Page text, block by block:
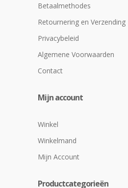
Betaalmethodes
Retournering en Verzending
Privacybeleid
Algemene Voorwaarden
Contact
Mijn account
Winkel
Winkelmand
Mijn Account
Productcategorieën